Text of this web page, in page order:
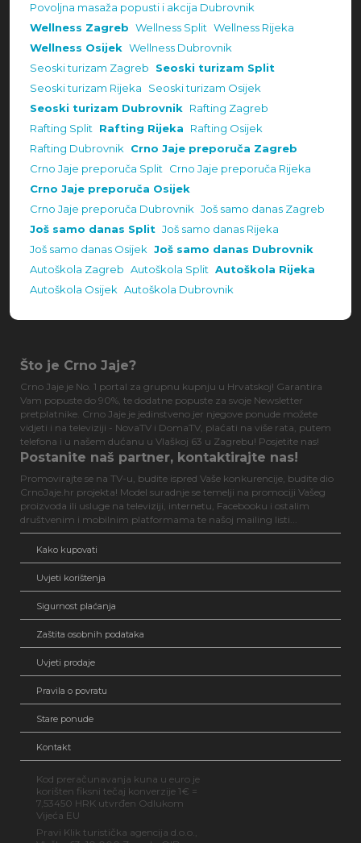
Povoljna masaža popusti i akcija Dubrovnik
Wellness Zagreb Wellness Split Wellness Rijeka
Wellness Osijek Wellness Dubrovnik
Seoski turizam Zagreb
Seoski turizam Split
Seoski turizam Rijeka
Seoski turizam Osijek
Seoski turizam Dubrovnik Rafting Zagreb
Rafting Split Rafting Rijeka
Rafting Osijek
Rafting Dubrovnik Crno Jaje preporuča Zagreb
Crno Jaje preporuča Split Crno Jaje preporuča Rijeka
Crno Jaje preporuča Osijek
Crno Jaje preporuča Dubrovnik Još samo danas Zagreb
Još samo danas Split Još samo danas Rijeka
Još samo danas Osijek Još samo danas Dubrovnik
Autoškola Zagreb Autoškola Split Autoškola Rijeka
Autoškola Osijek Autoškola Dubrovnik
Što je Crno Jaje?
Crno Jaje je No. 1 portal za grupnu kupnju u Hrvatskoj! Garantira
Vam popuste do 90%, te dodatne popuste za svoje Newsletter
pretplatnike. Crno Jaje je jedinstveno jer njegove ponude možete
vidjeti i na televiziji - NovaTV i DomaTV, plaćati na više rata, putem
telefona i u našem dućanu u Vlaškoj 63 u Zagrebu! Posjetite nas!
Postanite naš partner, kontaktirajte nas!
Promovirajte se na TV-u, budite ispred Vaše konkurencije, budite dio
CrnoJaje.hr projekta! Model suradnje se temelji na promociji Vašeg
proizvoda ili usluge na televiziji, internetu, Facebooku i ostalim
društvenim i mobilnim platformama te našoj mailing listi...
Kako kupovati
Uvjeti korištenja
Sigurnost plaćanja
Zaštita osobnih podataka
Uvjeti prodaje
Pravila o povratu
Stare ponude
Kontakt
Kod preračunavanja kuna u euro je
korišten fiksni tečaj konverzije 1€ =
7,53450 HRK utvrđen Odlukom
Vijeća EU
Pravi Klik turistička agencija d.o.o.,